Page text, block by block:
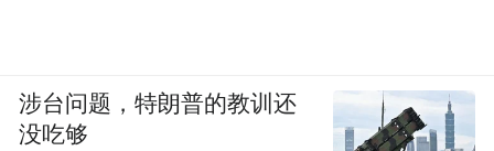
涉台问题，特朗普的教训还
没吃够